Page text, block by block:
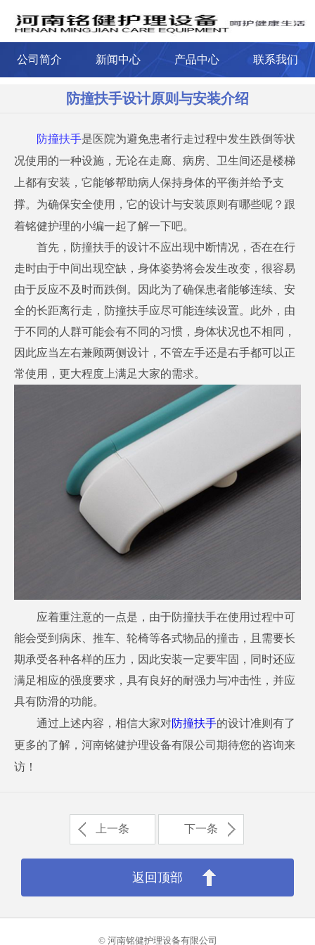
公司简介 新闻中心 产品中心 联系我们
防撞扶手设计原则与安装介绍
防撞扶手是医院为避免患者行走过程中发生跌倒等状
况使用的一种设施，无论在走廊、病房、卫生间还是楼梯
上都有安装，它能够帮助病人保持身体的平衡并给予支
撑。为确保安全使用，它的设计与安装原则有哪些呢？跟
着铭健护理的小编一起了解一下吧。
首先，防撞扶手的设计不应出现中断情况，否在在行
走时由于中间出现空缺，身体姿势将会发生改变，很容易
由于反应不及时而跌倒。因此为了确保患者能够连续、安
全的长距离行走，防撞扶手应尽可能连续设置。此外，由
于不同的人群可能会有不同的习惯，身体状况也不相同，
因此应当左右兼顾两侧设计，不管左手还是右手都可以正
常使用，更大程度上满足大家的需求。
应着重注意的一点是，由于防撞扶手在使用过程中可
能会受到病床、推车、轮椅等各式物品的撞击，且需要长
期承受各种各样的压力，因此安装一定要牢固，同时还应
满足相应的强度要求，具有良好的耐强力与冲击性，并应
具有防滑的功能。
通过上述内容，相信大家对防撞扶手的设计准则有了
更多的了解，河南铭健护理设备有限公司期待您的咨询来
访！
上一条 下一条
返回顶部
© 河南铭健护理设备有限公司